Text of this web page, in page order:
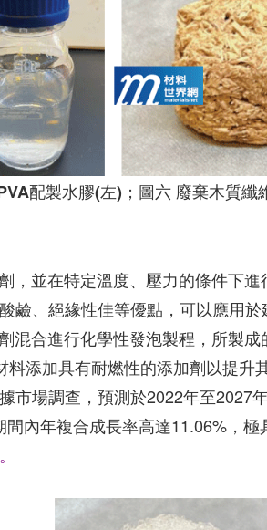
配製水膠(左)；圖六 廢棄木質
，並在特定溫度、壓力的條件下
鹼、絕緣性佳等優點，可以應用
混合進行化學性發泡製程，所製
料添加具有耐燃性的添加劑以提升
市場調查，預測於2022年至2027
內年複合成長率高達11.06%，極